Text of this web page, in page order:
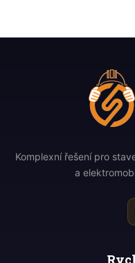
Komplexní řešení pro
a